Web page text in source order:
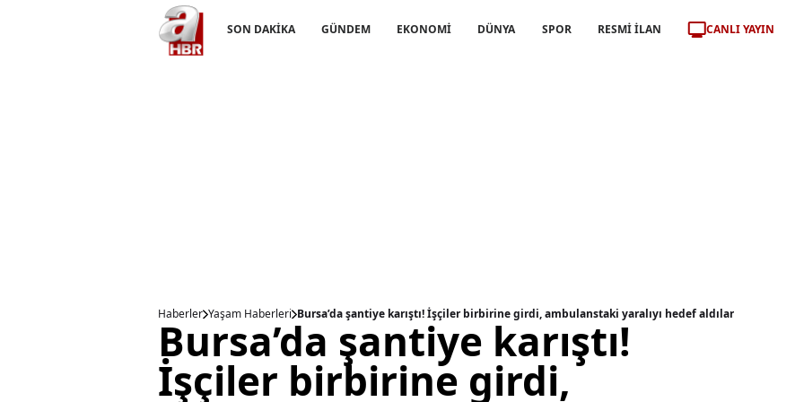
SON DAKİKA GÜNDEM EKONOMİ DÜNYA SPOR RESMİ İLAN CANLI YAYIN
Haberler Yaşam Haberleri Bursa’da şantiye karıştı! İşçiler birbirine girdi, ambulanstaki yaralıyı hedef aldılar
Bursa’da şantiye karıştı!
İşçiler birbirine girdi,